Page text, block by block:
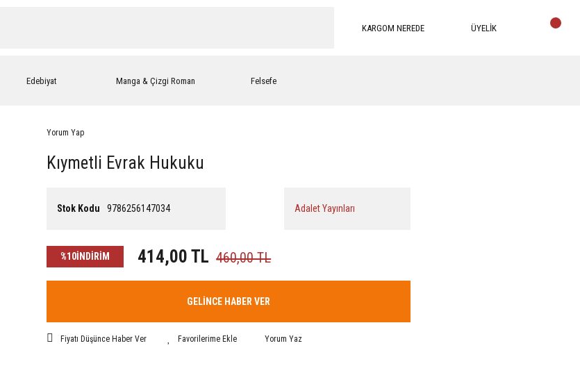
KARGOM NEREDE ÜYELİK
Edebiyat Manga & Çizgi Roman Felsefe
Yorum Yap
Kıymetli Evrak Hukuku
Stok Kodu 9786256147034 Adalet Yayınları
%10İNDİRİM 414,00 TL 460,00 TL
GELİNCE HABER VER
Fiyatı Düşünce Haber Ver Yorum Yaz